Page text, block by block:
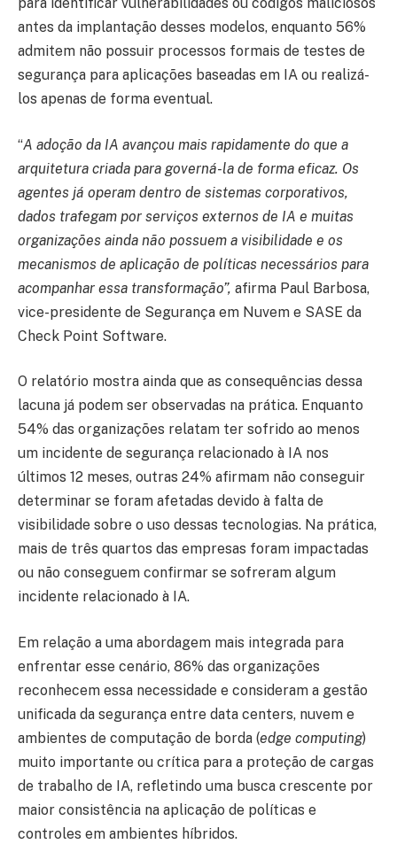
para identificar vulnerabilidades ou códigos maliciosos
antes da implantação desses modelos, enquanto 56%
admitem não possuir processos formais de testes de
segurança para aplicações baseadas em IA ou realizá-
los apenas de forma eventual.
“A adoção da IA avançou mais rapidamente do que a
arquitetura criada para governá-la de forma eficaz. Os
agentes já operam dentro de sistemas corporativos,
dados trafegam por serviços externos de IA e muitas
organizações ainda não possuem a visibilidade e os
mecanismos de aplicação de políticas necessários para
acompanhar essa transformação”, afirma Paul Barbosa,
vice-presidente de Segurança em Nuvem e SASE da
Check Point Software.
O relatório mostra ainda que as consequências dessa
lacuna já podem ser observadas na prática. Enquanto
54% das organizações relatam ter sofrido ao menos
um incidente de segurança relacionado à IA nos
últimos 12 meses, outras 24% afirmam não conseguir
determinar se foram afetadas devido à falta de
visibilidade sobre o uso dessas tecnologias. Na prática,
mais de três quartos das empresas foram impactadas
ou não conseguem confirmar se sofreram algum
incidente relacionado à IA.
Em relação a uma abordagem mais integrada para
enfrentar esse cenário, 86% das organizações
reconhecem essa necessidade e consideram a gestão
unificada da segurança entre data centers, nuvem e
ambientes de computação de borda (edge computing)
muito importante ou crítica para a proteção de cargas
de trabalho de IA, refletindo uma busca crescente por
maior consistência na aplicação de políticas e
controles em ambientes híbridos.